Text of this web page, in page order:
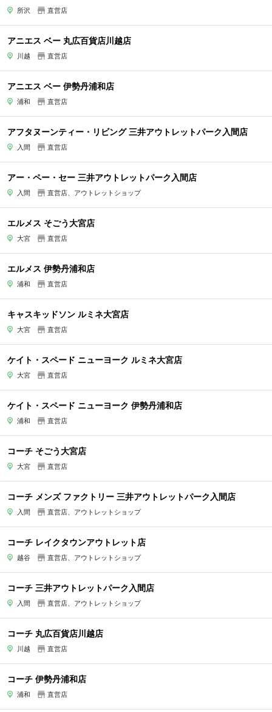
所沢 直営店
アニエス ベー 丸広百貨店川越店
川越 直営店
アニエス ベー 伊勢丹浦和店
浦和 直営店
アフタヌーンティー・リビング 三井アウトレットパーク入間店
入間 直営店
アー・ペー・セー 三井アウトレットパーク入間店
入間 直営店、アウトレットショップ
エルメス そごう大宮店
大宮 直営店
エルメス 伊勢丹浦和店
浦和 直営店
キャスキッドソン ルミネ大宮店
大宮 直営店
ケイト・スペード ニューヨーク ルミネ大宮店
大宮 直営店
ケイト・スペード ニューヨーク 伊勢丹浦和店
浦和 直営店
コーチ そごう大宮店
大宮 直営店
コーチ メンズ ファクトリー 三井アウトレットパーク入間店
入間 直営店、アウトレットショップ
コーチ レイクタウンアウトレット店
越谷 直営店、アウトレットショップ
コーチ 三井アウトレットパーク入間店
入間 直営店、アウトレットショップ
コーチ 丸広百貨店川越店
川越 直営店
コーチ 伊勢丹浦和店
浦和 直営店